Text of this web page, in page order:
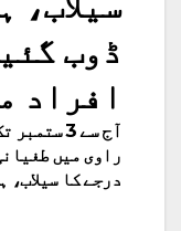
افراد
آج سے 3
راوی میں
درجے کا سیلاب،